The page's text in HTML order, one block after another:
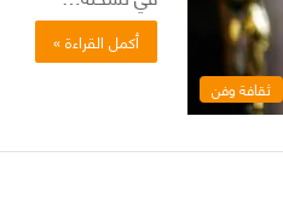
ثقافة وفن
أكمل القراءة »